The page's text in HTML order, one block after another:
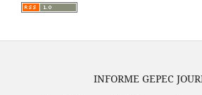
INFORME GEPEC